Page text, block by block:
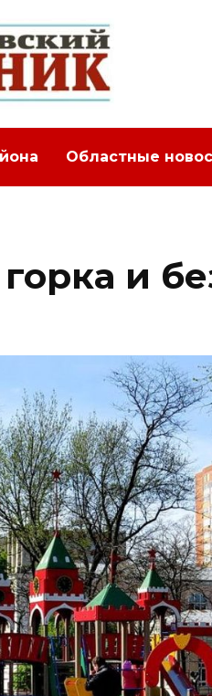
Областные
и